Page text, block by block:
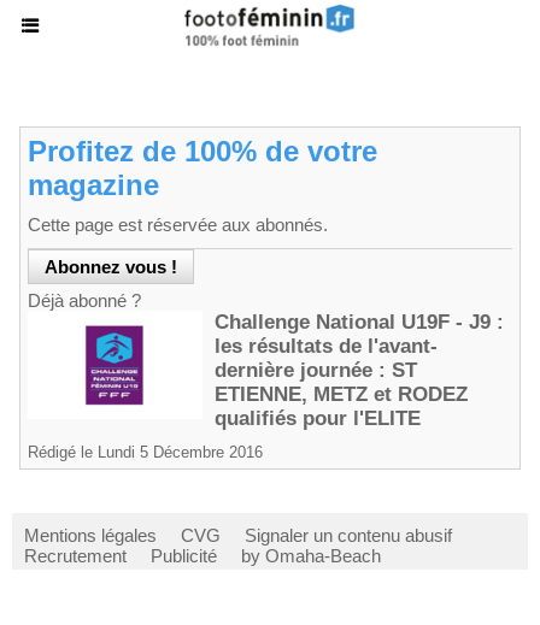
Profitez de 100% de votre
magazine
Cette page est réservée aux abonnés.
Déjà abonné ?
Challenge National U19F - J9 :
les résultats de l'avant-
dernière journée : ST
ETIENNE, METZ et RODEZ
qualifiés pour l'ELITE
Rédigé le Lundi 5 Décembre 2016
Mentions légales CVG
Signaler un contenu abusif
Recrutement
Publicité by Omaha-Beach